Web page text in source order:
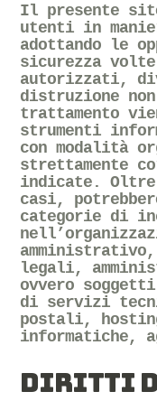
Il presente
utenti in
adottando le
sicurezza
autorizzati,
distruzione
trattamento
strumenti
con modalità
strettamente
indicate.
casi,
categorie di
legali,
ovvero
di servizi
postali,
informatiche,
DIRITTI